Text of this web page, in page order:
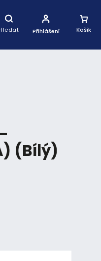
Nákupní
Košík
Přihlášení
(Bílý)